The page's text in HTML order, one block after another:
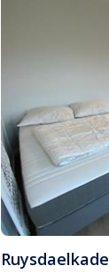
Ruysdaelkade